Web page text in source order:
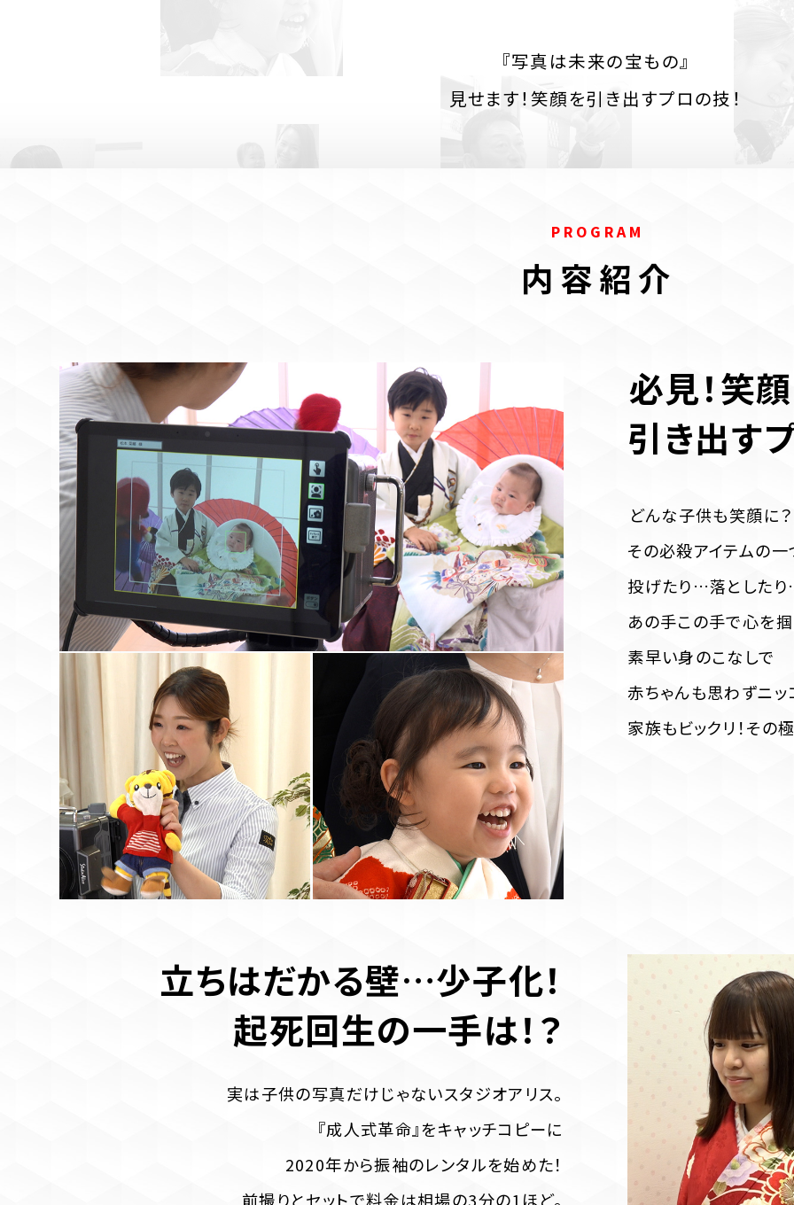
『写真は未来の宝もの』
見せます！笑顔を引き出すプロの技！
P R O G R A M
内 容 紹 介
必見！笑
引き出す
どんな子供も笑顔に？
その必殺アイテムの一
投げたり…落としたり
あの手この手で心を掴
素早い身のこなしで
赤ちゃんも思わずニッ
家族もビックリ！その
立ちはだかる壁…少子化！
起死回生の一手は！？
実は子供の写真だけじゃないスタジオアリス。
『成人式革命』をキャッチコピーに
2020年から振袖のレンタルを始めた！
前撮りとセットで料金は相場の3分の1ほど。